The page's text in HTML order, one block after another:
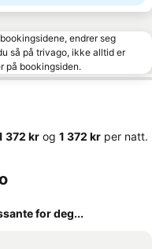
endrer seg
så på trivago, ikke alltid er
på bookingsiden.
372 kr og ‎1 372 kr per natt.
for deg...